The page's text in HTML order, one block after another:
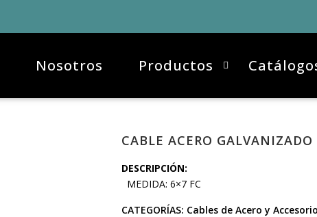
Nosotros Productos
CABLE ACERO GALVANIZADO
DESCRIPCIÓN:
MEDIDA: 6×7 FC
CATEGORÍAS: Cables de Acero y